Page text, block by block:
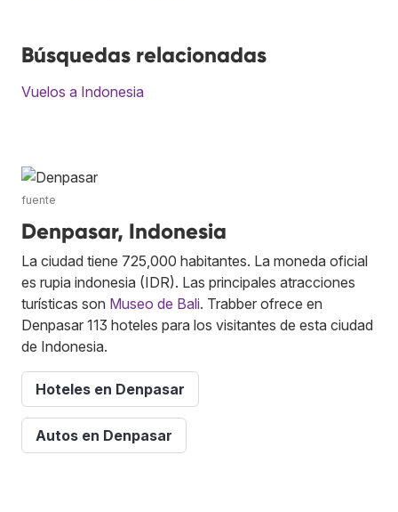
Búsquedas relacionadas
Vuelos a Indonesia
fuente
Denpasar, Indonesia
La ciudad tiene 725,000 habitantes. La moneda oficial
es rupia indonesia (IDR). Las principales atracciones
turísticas son Museo de Bali. Trabber ofrece en
Denpasar 113 hoteles para los visitantes de esta ciudad
de Indonesia.
Hoteles en Denpasar
Autos en Denpasar